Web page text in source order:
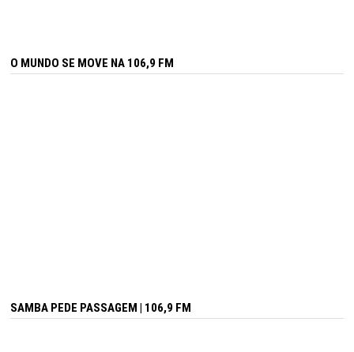
O MUNDO SE MOVE NA 106,9 FM
SAMBA PEDE PASSAGEM | 106,9 FM